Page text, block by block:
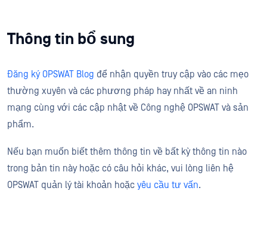
Thông tin bổ sung
Đăng ký OPSWAT Blog để nhận quyền truy cập vào các mẹo
thường xuyên và các phương pháp hay nhất về an ninh
mạng cùng với các cập nhật về Công nghệ OPSWAT và sản
phẩm.
Nếu bạn muốn biết thêm thông tin về bất kỳ thông tin nào
trong bản tin này hoặc có câu hỏi khác, vui lòng liên hệ
OPSWAT quản lý tài khoản hoặc yêu cầu tư vấn.